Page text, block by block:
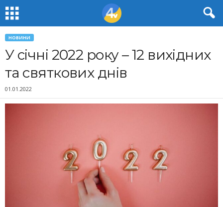
НОВИНИ
У січні 2022 року – 12 вихідних
та святкових днів
01.01.2022